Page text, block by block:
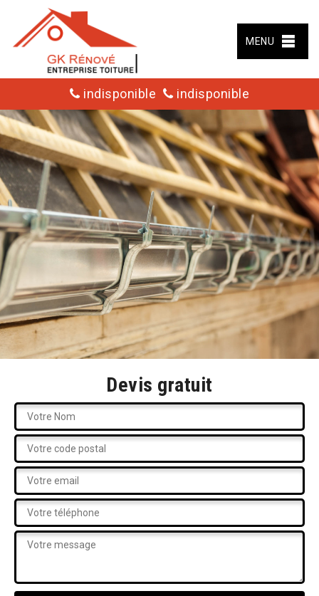
MENU
indisponible indisponible
Devis gratuit